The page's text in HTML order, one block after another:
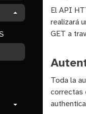
El API
realizará
GET a
Toda la
correctas